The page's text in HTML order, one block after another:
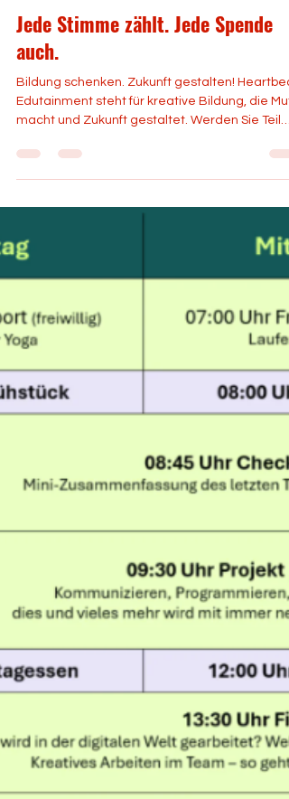
Heartbeat
Jede Stimme zählt. Jede Spende
auch.
Edutainment steht für kreative Bildung, die Mut
macht und Zukunft gestaltet. Werden Sie Teil
Mission teilen, einen einfachen Weg geben,
Heartbeat Edutainment zu unterstützen. Jede
Spende hilft uns, mehr Kinder und Jugendliche
um Mut zu machen. Oder eine Bühne, um zu
spüren: Meine Stimme zählt. Oder eine Ka